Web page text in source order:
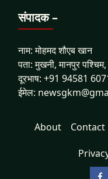
संपादक –
नाम: मोहमद शौएब खान
पता: मुखनी, मानपुर पश्चिम,
दूरभाष: +91 94581
ईमेल:
About Contact